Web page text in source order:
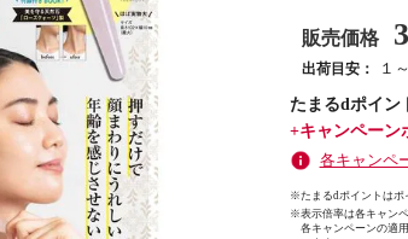
販売価格
出荷目安：
１
たまるdポイン
+キャンペーン
各キャンペ
※たまるdポイントはポ
※表示倍率は各キャン
各キャンペーンの適